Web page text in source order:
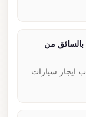
من
ايجار سيارات